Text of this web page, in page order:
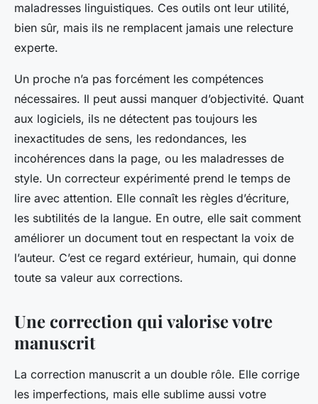
maladresses linguistiques. Ces outils ont leur utilité,
bien sûr, mais ils ne remplacent jamais une relecture
experte.
Un proche n’a pas forcément les compétences
nécessaires. Il peut aussi manquer d’objectivité. Quant
aux logiciels, ils ne détectent pas toujours les
inexactitudes de sens, les redondances, les
incohérences dans la page, ou les maladresses de
style. Un correcteur expérimenté prend le temps de
lire avec attention. Elle connaît les règles d’écriture,
les subtilités de la langue. En outre, elle sait comment
améliorer un document tout en respectant la voix de
l’auteur. C’est ce regard extérieur, humain, qui donne
toute sa valeur aux corrections.
Une correction qui valorise votre
manuscrit
La correction manuscrit a un double rôle. Elle corrige
les imperfections, mais elle sublime aussi votre